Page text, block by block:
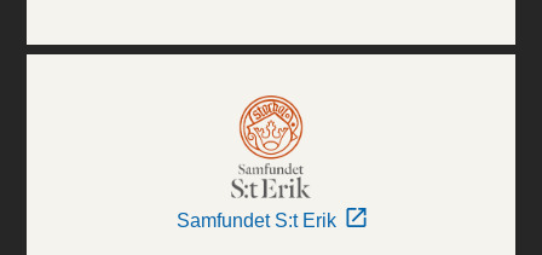
Samfundet S:t Erik